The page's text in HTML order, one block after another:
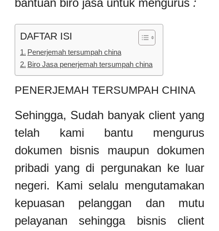
DAFTAR ISI
Penerjemah tersumpah china
Biro Jasa penerjemah tersumpah china
PENERJEMAH TERSUMPAH CHINA
Sehingga, Sudah banyak client yang
telah kami bantu mengurus
dokumen bisnis maupun dokumen
pribadi yang di pergunakan ke luar
negeri. Kami selalu mengutamakan
kepuasan pelanggan dan mutu
pelayanan sehingga bisnis client